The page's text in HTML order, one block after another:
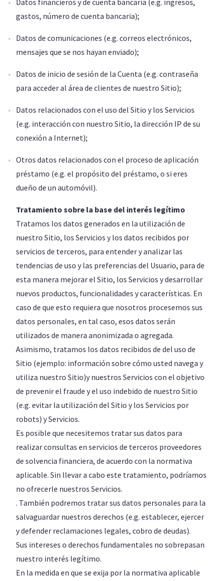
Datos financieros y de cuenta bancaria (e.g. ingresos,
gastos, número de cuenta bancaria);
Datos de comunicaciones (e.g. correos electrónicos,
mensajes que se nos hayan enviado);
Datos de inicio de sesión de la Cuenta (e.g. contraseña
para acceder al área de clientes de nuestro Sitio);
Datos relacionados con el uso del Sitio y los Servicios
(e.g. interacción con nuestro Sitio, la dirección IP de su
conexión a Internet);
Otros datos relacionados con el proceso de aplicación
préstamo (e.g. el propósito del préstamo, o si eres
dueño de un automóvil).
Tratamiento sobre la base del interés legítimo
Tratamos los datos generados en la utilización de
nuestro Sitio, los Servicios y los datos recibidos por
servicios de terceros, para entender y analizar las
tendencias de uso y las preferencias del Usuario, para de
esta manera mejorar el Sitio, los Servicios y desarrollar
nuevos productos, funcionalidades y características. En
caso de que esto requiera que nosotros procesemos sus
datos personales, en tal caso, esos datos serán
utilizados de manera anonimizada o agregada.
Asimismo, tratamos los datos recibidos de del uso de
Sitio (ejemplo: información sobre cómo usted navega y
utiliza nuestro Sitio)y nuestros Servicios con el objetivo
de prevenir el fraude y el uso indebido de nuestro Sitio
(e.g. evitar la utilización del Sitio y los Servicios por
robots) y Servicios.
Es posible que necesitemos tratar sus datos para
realizar consultas en servicios de terceros proveedores
de solvencia financiera, de acuerdo con la normativa
aplicable. Sin llevar a cabo este tratamiento, podríamos
no ofrecerle nuestros Servicios.
. También podremos tratar sus datos personales para la
salvaguardar nuestros derechos (e.g. establecer, ejercer
y defender reclamaciones legales, cobro de deudas).
Sus intereses o derechos fundamentales no sobrepasan
nuestro interés legítimo.
En la medida en que se exija por la normativa aplicable